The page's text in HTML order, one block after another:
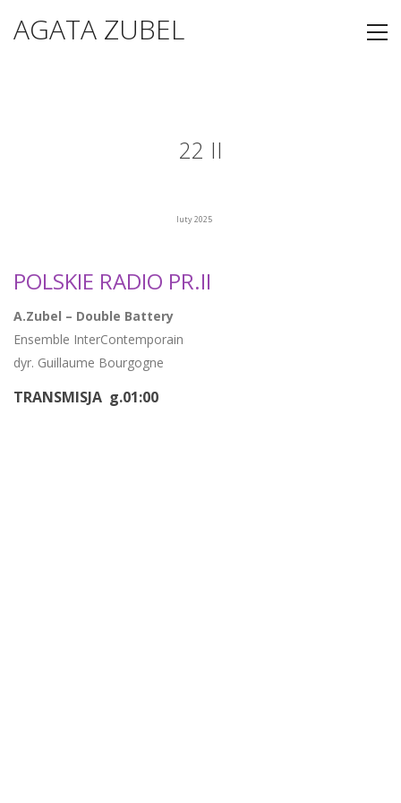
AGATA ZUBEL
22 II
luty 2025
POLSKIE RADIO PR.II
A.Zubel – Double Battery
Ensemble InterContemporain
dyr. Guillaume Bourgogne
TRANSMISJA g.01:00